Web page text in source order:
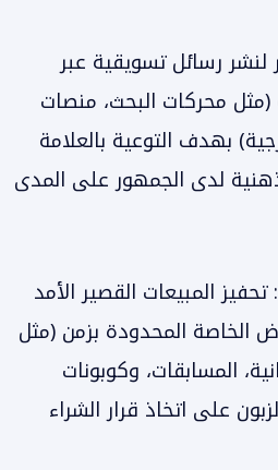
لنشر رسائل تسويقية عبر
(مثل محركات البحث، منصات
بهدف التوعية بالعلامة
لدى الجمهور على المدى
الخاصة المحدودة بزمن (مثل
المسابقات، وكوبونات
على اتخاذ قرار الشراء